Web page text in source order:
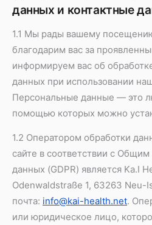
ЯЗЫК
данных и контактные
1.1 Мы рады вашему
благодарим вас за
информируем вас об
данных при использовании
Персональные данные — это
помощью которых можно
1.2 Оператором обработки
сайте в соответствии с
данных (GDPR) является Ka.I
Odenwaldstraße 1, 63263 Neu-
почта: info@kai-health.net.
или юридическое лицо,